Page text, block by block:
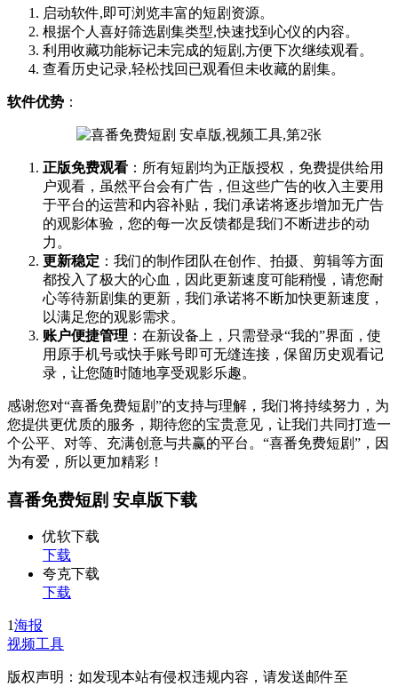
启动软件,即可浏览丰富的短剧资源。
根据个人喜好筛选剧集类型,快速找到心仪的内容。
利用收藏功能标记未完成的短剧,方便下次继续观看。
查看历史记录,轻松找回已观看但未收藏的剧集。
软件优势 ：
正版免费观看 ：所有短剧均为正版授权，免费提供给用
户观看，虽然平台会有广告，但这些广告的收入主要用
于平台的运营和内容补贴，我们承诺将逐步增加无广告
的观影体验，您的每一次反馈都是我们不断进步的动
力。
更新稳定 ：我们的制作团队在创作、拍摄、剪辑等方面
都投入了极大的心血，因此更新速度可能稍慢，请您耐
心等待新剧集的更新，我们承诺将不断加快更新速度，
以满足您的观影需求。
账户便捷管理 ：在新设备上，只需登录“我的”界面，使
用原手机号或快手账号即可无缝连接，保留历史观看记
录，让您随时随地享受观影乐趣。
感谢您对“喜番免费短剧”的支持与理解，我们将持续努力，为
您提供更优质的服务，期待您的宝贵意见，让我们共同打造一
个公平、对等、充满创意与共赢的平台。“喜番免费短剧”，因
为有爱，所以更加精彩！
喜番免费短剧 安卓版下载
优软下载
下载
夸克下载
下载
1海报
视频工具
版权声明：如发现本站有侵权违规内容，请发送邮件至